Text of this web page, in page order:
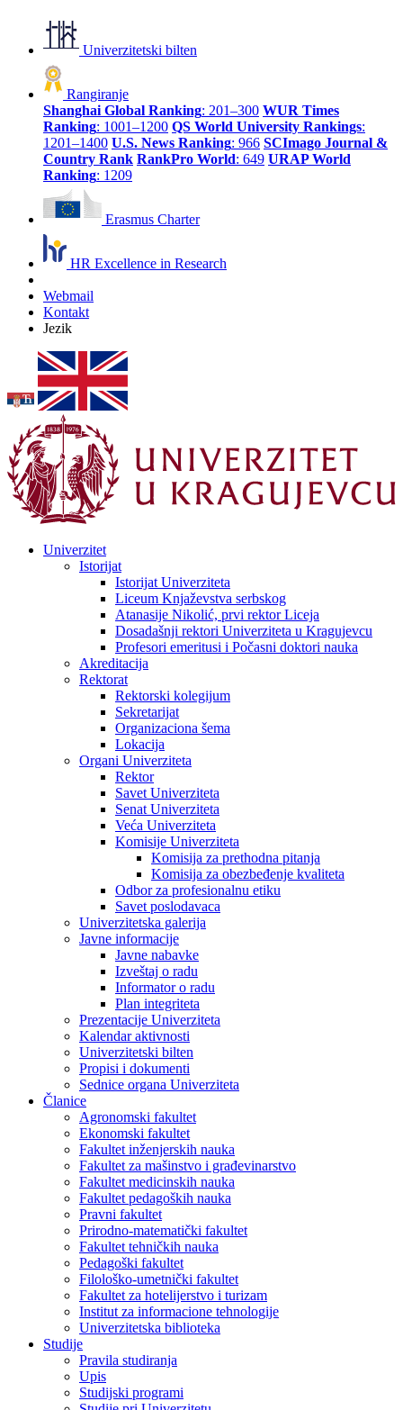
Univerzitetski bilten
Rangiranje
Shanghai Global Ranking: 201–300 WUR Times
Ranking: 1001–1200 QS World University Rankings:
1201–1400 U.S. News Ranking: 966 SCImago Journal &
Country Rank RankPro World: 649 URAP World
Ranking: 1209
Erasmus Charter
HR Excellence in Research
Webmail
Kontakt
Jezik
Univerzitet
Istorijat
Istorijat Univerziteta
Liceum Knjaževstva serbskog
Atanasije Nikolić, prvi rektor Liceja
Dosadašnji rektori Univerziteta u Kragujevcu
Profesori emeritusi i Počasni doktori nauka
Akreditacija
Rektorat
Rektorski kolegijum
Sekretarijat
Organizaciona šema
Lokacija
Organi Univerziteta
Rektor
Savet Univerziteta
Senat Univerziteta
Veća Univerziteta
Komisije Univerziteta
Komisija za prethodna pitanja
Komisija za obezbeđenje kvaliteta
Odbor za profesionalnu etiku
Savet poslodavaca
Univerzitetska galerija
Javne informacije
Javne nabavke
Izveštaj o radu
Informator o radu
Plan integriteta
Prezentacije Univerziteta
Kalendar aktivnosti
Univerzitetski bilten
Propisi i dokumenti
Sednice organa Univerziteta
Članice
Agronomski fakultet
Ekonomski fakultet
Fakultet inženjerskih nauka
Fakultet za mašinstvo i građevinarstvo
Fakultet medicinskih nauka
Fakultet pedagoških nauka
Pravni fakultet
Prirodno-matematički fakultet
Fakultet tehničkih nauka
Pedagoški fakultet
Filološko-umetnički fakultet
Fakultet za hotelijerstvo i turizam
Institut za informacione tehnologije
Univerzitetska biblioteka
Studije
Pravila studiranja
Upis
Studijski programi